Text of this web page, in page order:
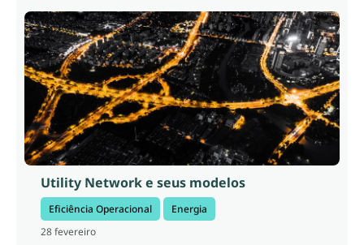
Utility Network e seus modelos
Eficiência Operacional
Energia
28 fevereiro